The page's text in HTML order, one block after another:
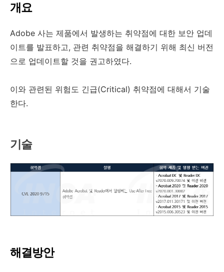
개요
Adobe 사는 제품에서 발생하는 취약점에 대한 보안 업데
이트를 발표하고, 관련 취약점을 해결하기 위해 최신 버전
으로 업데이트할 것을 권고하였다.
이와 관련된 위험도 긴급(Critical) 취약점에 대해서 기술
한다.
기술
해결방안